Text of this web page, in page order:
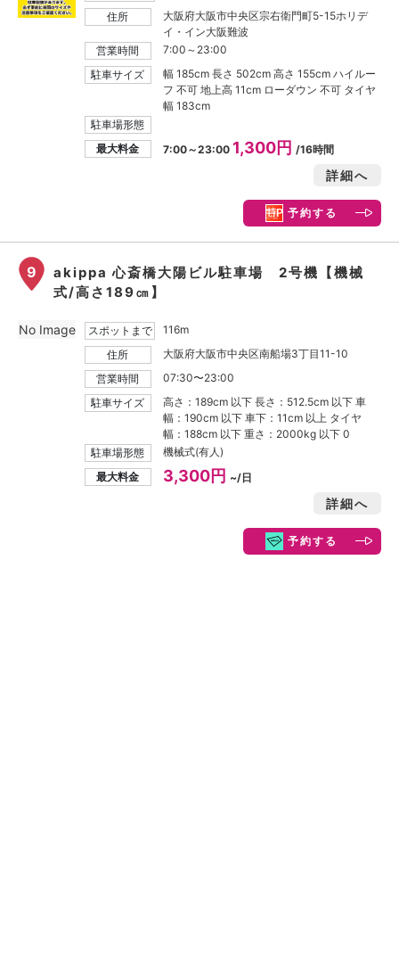
住所
大阪府大阪市中央区宗右衛門町5-15ホリデ
イ・イン大阪難波
営業時間
7:00～23:00
駐車サイズ
幅 185cm 長さ 502cm 高さ 155cm ハイルー
フ 不可 地上高 11cm ローダウン 不可 タイヤ
幅 183cm
駐車場形態
最大料金
7:00～23:00 1,300円 /16時間
詳細へ
予約する
9
akippa 心斎橋大陽ビル駐車場 2号機【機械
式/高さ189㎝】
スポットまで
116m
住所
大阪府大阪市中央区南船場3丁目11-10
営業時間
07:30〜23:00
駐車サイズ
高さ：189cm 以下 長さ：512.5cm 以下 車
幅：190cm 以下 車下：11cm 以上 タイヤ
幅：188cm 以下 重さ：2000kg 以下 0
駐車場形態
機械式(有人)
最大料金
3,300円 ~/日
詳細へ
予約する
No Image